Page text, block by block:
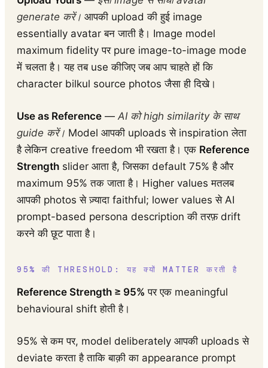
generate करें। आपकी upload की हुई image
essentially avatar बन जाती है। Image model
maximum fidelity पर pure image-to-image mode
में चलता है। यह तब use कीजिए जब आप चाहते हों कि
character bilkul source photos जैसा ही दिखे।
Use as Reference — AI को high similarity के साथ
guide करें। Model आपकी uploads से inspiration लेता
है लेकिन creative freedom भी रखता है। एक Reference
Strength slider आता है, जिसका default 75% है और
maximum 95% तक जाता है। Higher values मतलब
आपकी photos से ज़्यादा faithful; lower values से AI
prompt-based persona description की तरफ़ drift
करने की छूट पाता है।
95% की THRESHOLD: यह क्यों MATTER करती है
Reference Strength ≥ 95% पर एक meaningful
behavioural shift होती है।
95% से कम पर, model deliberately आपकी uploads से
deviate करता है ताकि बाक़ी का appearance prompt